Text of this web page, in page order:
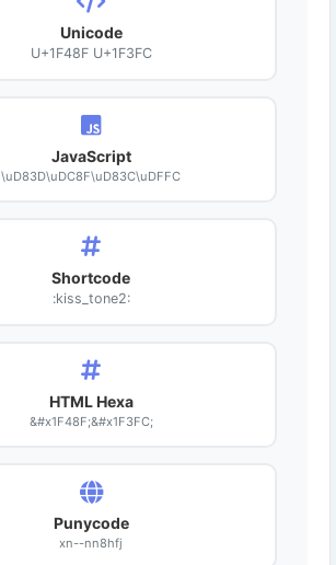
Unicode
U+1F48F U+1F3FC
JavaScript
\uD83D\uDC8F\uD83C\uDFFC
Shortcode
:kiss_tone2:
HTML Hexa
&#x1F48F;&#x1F3FC;
Punycode
xn--nn8hfj